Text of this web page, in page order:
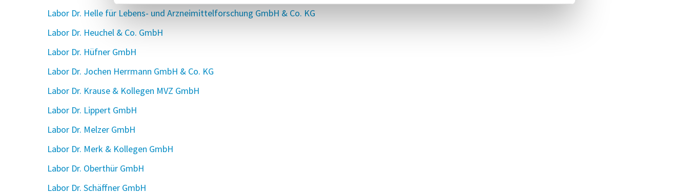
Labor Dr. Helle für Lebens- und Arzneimittelforschung GmbH & Co. KG
Labor Dr. Heuchel & Co. GmbH
Labor Dr. Hüfner GmbH
Labor Dr. Jochen Herrmann GmbH & Co. KG
Labor Dr. Krause & Kollegen MVZ GmbH
Labor Dr. Lippert GmbH
Labor Dr. Melzer GmbH
Labor Dr. Merk & Kollegen GmbH
Labor Dr. Oberthür GmbH
Labor Dr. Schäffner GmbH